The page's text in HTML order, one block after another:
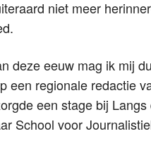
niet meer
deze eeuw mag ik mij
een regionale redactie
een stage bij
School voor